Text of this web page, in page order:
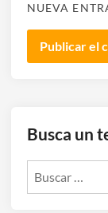
NUEVA
Busca un